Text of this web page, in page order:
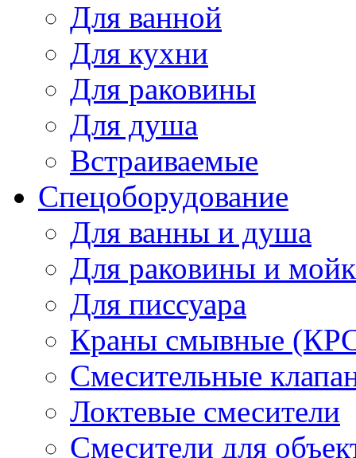
Для ванной
Для кухни
Для раковины
Для душа
Встраиваемые
Спецоборудование
Для ванны и душа
Для раковины и
Для писсуара
Краны смывные
Смесительные
Локтевые смесители
Смесители для